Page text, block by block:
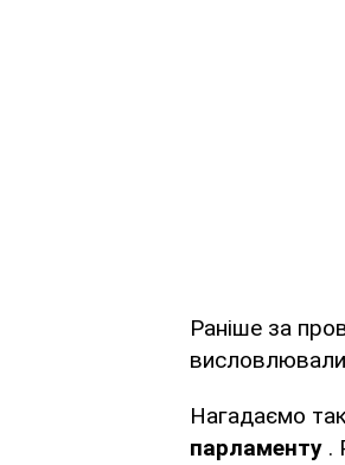
Раніше за
Нагадаємо
парламенту .